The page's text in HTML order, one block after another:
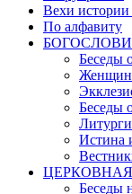
Вехи истории
По алфавиту
Беседы
Беседы
Истина
Беседы